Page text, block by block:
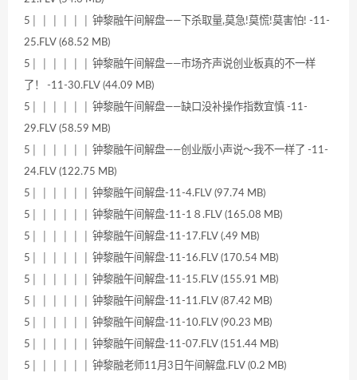
5│ │ │ │ │ │ 钟黎融午间解盘——下杀取量,莫急!莫慌!莫害怕! -11-
25.FLV (68.52 MB)
5│ │ │ │ │ │ 钟黎融午间解盘——市场齐声说创业板真的不一样
了！ -11-30.FLV (44.09 MB)
5│ │ │ │ │ │ 钟黎融午间解盘——缺口没补操作指数宜慎 -11-
29.FLV (58.59 MB)
5│ │ │ │ │ │ 钟黎融午间解盘——创业版小声说～我不一样了 -11-
24.FLV (122.75 MB)
5│ │ │ │ │ │ 钟黎融午间解盘-11-4.FLV (97.74 MB)
5│ │ │ │ │ │ 钟黎融午间解盘-11-1８.FLV (165.08 MB)
5│ │ │ │ │ │ 钟黎融午间解盘-11-17.FLV (.49 MB)
5│ │ │ │ │ │ 钟黎融午间解盘-11-16.FLV (170.54 MB)
5│ │ │ │ │ │ 钟黎融午间解盘-11-15.FLV (155.91 MB)
5│ │ │ │ │ │ 钟黎融午间解盘-11-11.FLV (87.42 MB)
5│ │ │ │ │ │ 钟黎融午间解盘-11-10.FLV (90.23 MB)
5│ │ │ │ │ │ 钟黎融午间解盘-11-07.FLV (151.44 MB)
5│ │ │ │ │ │ 钟黎融老师11月3日午间解盘.FLV (0.2 MB)